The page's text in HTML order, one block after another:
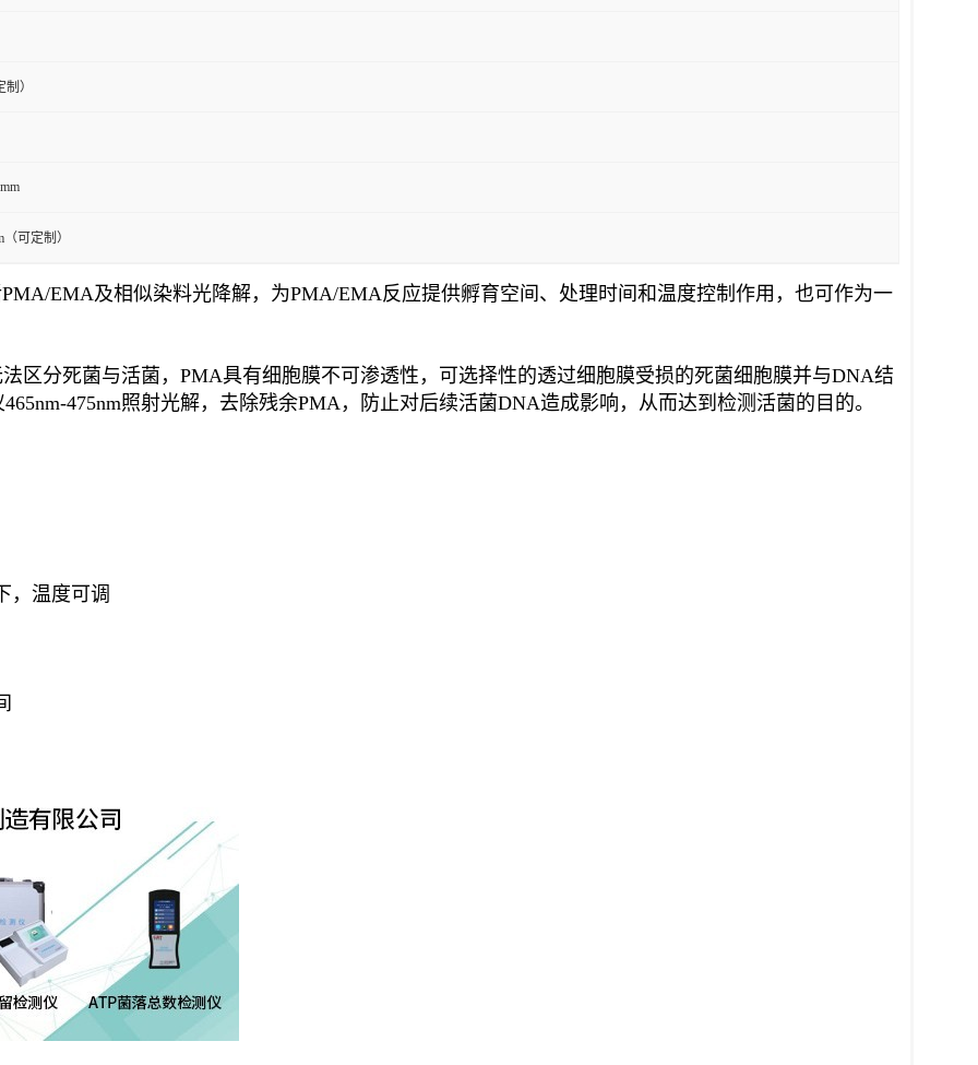
）
（可定制）
EMA及相似染料光降解，为PMA/EMA反应提供孵育空间、处理时间和温度控制作用，也可作为一
区分死菌与活菌，PMA具有细胞膜不可渗透性，可选择性的透过细胞膜受损的死菌细胞膜并与DNA结
475nm照射光解，去除残余PMA，防止对后续活菌DNA造成影响，从而达到检测活菌的目的。
，温度可调